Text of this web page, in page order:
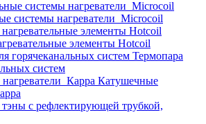
системы нагреватели_Microcoil
элементы Hotcoil
Термопара
систем
Катушечные